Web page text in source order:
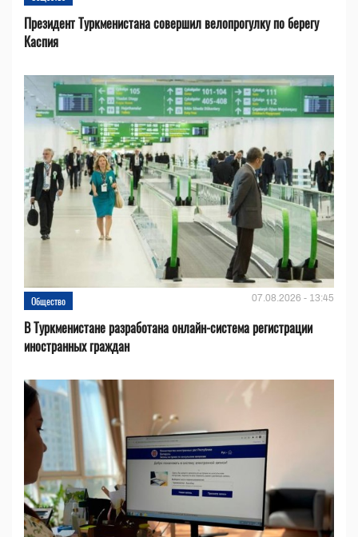
Президент Туркменистана совершил велопрогулку по берегу
Каспия
Общество 07.08.2026 - 13:45
В Туркменистане разработана онлайн-система регистрации
иностранных граждан